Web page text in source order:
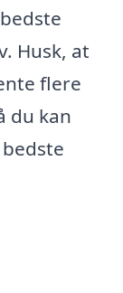
Husk, at
flere
du kan